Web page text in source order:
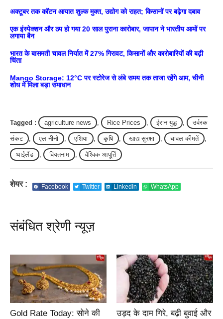
अक्टूबर तक कॉटन आयात शुल्क मुक्त, उद्योग को राहत; किसानों पर बढ़ेगा दबाव
एक इंस्पेक्शन और ठप हो गया 20 साल पुराना कारोबार, जापान ने भारतीय आमों पर
लगाया बैन
भारत के बासमती चावल निर्यात में 27% गिरावट, किसानों और कारोबारियों की बढ़ी
चिंता
Mango Storage: 12°C पर स्टोरेज से लंबे समय तक ताजा रहेंगे आम, चीनी
शोध में मिला बड़ा समाधान
Tagged : agriculture news , Rice Prices , ईरान युद्ध , उर्वरक
संकट , एल नीनो , एशिया , कृषि , खाद्य सुरक्षा , चावल कीमतें ,
थाईलैंड , वियतनाम , वैश्विक आपूर्ति
शेयर : Facebook Twitter LinkedIn WhatsApp
संबंधित श्रेणी न्यूज़
Gold Rate Today: सोने की
उड़द के दाम गिरे, बढ़ी बुवाई और